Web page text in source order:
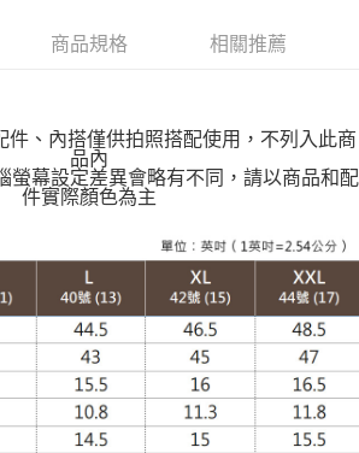
含以上)免運費
含以上)免運費
含以上)免運費
含以上)免運費
含以上)免運費
含以上)免運費
商品規格 相關推薦
件、內搭僅供拍照搭配使用，不列入此商
品內
螢幕設定差異會略有不同，請以商品和配
件實際顏色為主